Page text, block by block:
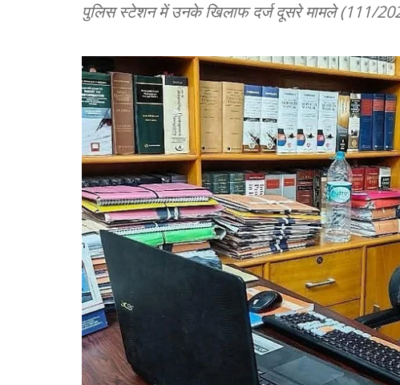
पुलिस स्टेशन में उनके खिलाफ दर्ज दूसरे मामले (111/